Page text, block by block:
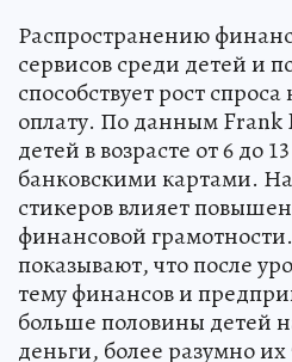
Распространению
сервисов среди детей и
способствует рост
оплату. По данным Frank
детей в возрасте от 6 до
банковскими картами.
стикеров влияет
финансовой
показывают, что после
тему финансов и
больше половины детей
деньги, более разумно их